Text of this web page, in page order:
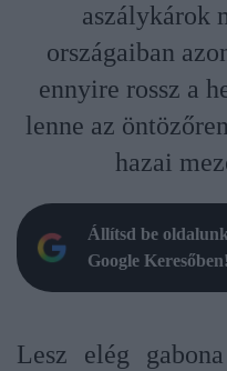
aszálykárok
országaiban
ennyire rossz a
lenne az
hazai
Állítsd be
Google Keresőben!
Lesz elég